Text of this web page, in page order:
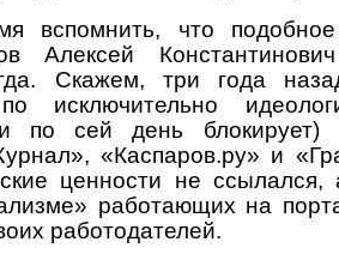
вспомнить, что
Алексей
Скажем, три года
исключительно
по сей день блокирует)
«Каспаров.ру» и
ценности не
работающих на
работодателей.